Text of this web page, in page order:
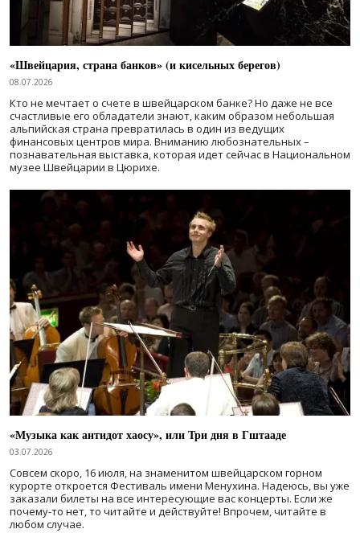
«Швейцария, страна банков» (и кисельных берегов)
08.07.2026
Кто не мечтает о счете в швейцарском банке? Но даже не все
счастливые его обладатели знают, каким образом небольшая
альпийская страна превратилась в один из ведущих
финансовых центров мира. Вниманию любознательных –
познавательная выставка, которая идет сейчас в Национальном
музее Швейцарии в Цюрихе.
«Музыка как антидот хаосу», или Три дня в Гштааде
03.07.2026
Совсем скоро, 16 июля, на знаменитом швейцарском горном
курорте откроется Фестиваль имени Менухина. Надеюсь, вы уже
заказали билеты на все интересующие вас концерты. Если же
почему-то нет, то читайте и действуйте! Впрочем, читайте в
любом случае.